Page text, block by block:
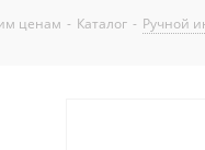
ценам - Каталог - Ручной